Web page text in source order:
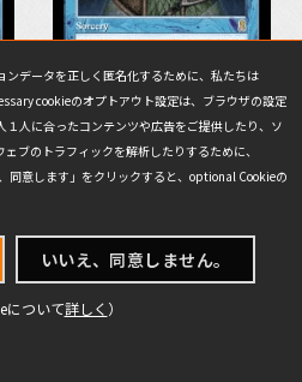
摘出
データを正しく匿名化するために、私たちは
cookieのオプトアウト設定は、ブラウザの設定
人に合ったコンテンツや広告をご提供したり、ソ
ブのトラフィックを解析したりするために、
同意します」をクリックすると、optional Cookieの
いいえ、同意しません。
について詳しく ）